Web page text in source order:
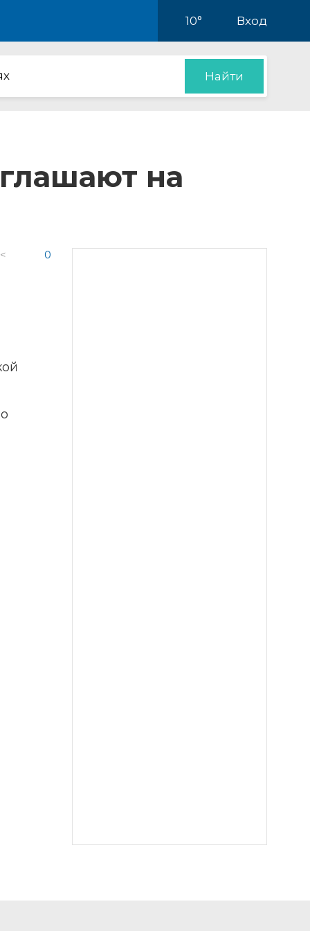
10° Вход
Найти
на
0